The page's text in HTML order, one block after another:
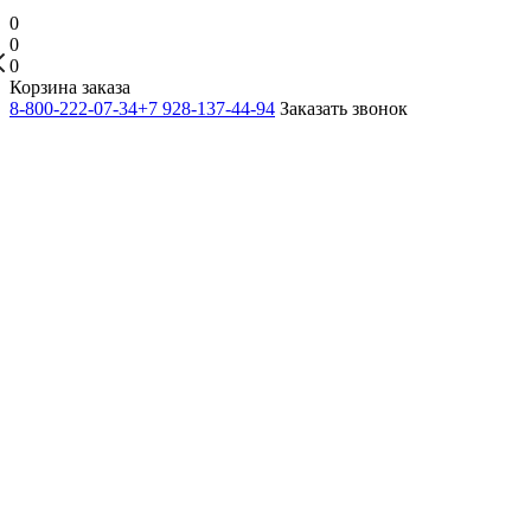
0
0
0
Корзина заказа
8-800-222-07-34+7 928-137-44-94 Заказать звонок